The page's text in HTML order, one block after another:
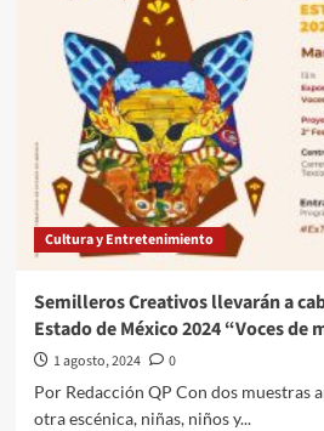
difusión
de
sus
créditos
en
beneficio
de
más
trabajadores
Cultura y Entretenimiento
Semilleros Creativos llevarán a
Estado de México 2024 “Voces de
1 agosto, 2024
0
Por Redacción QP Con dos muestras
otra escénica, niñas, niños y...